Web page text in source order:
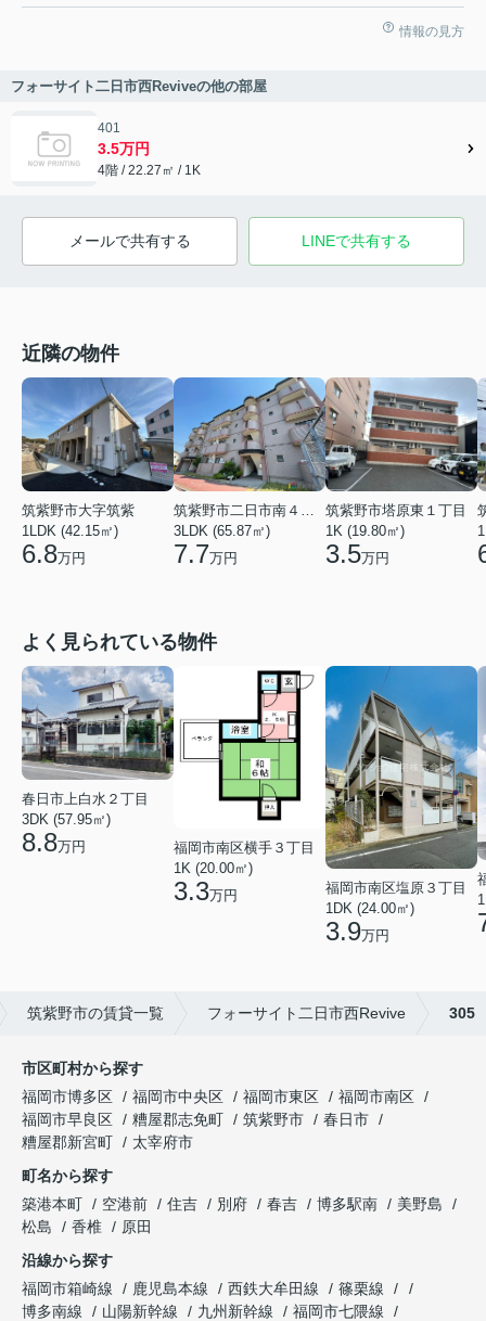
情報の見方
フォーサイト二日市西Reviveの他の部屋
401
3.5万円
4階 / 22.27㎡ / 1K
メールで共有する LINEで共有する
近隣の物件
筑紫野市大字筑紫
1LDK (42.15㎡)
6.8万円
筑紫野市二日市南４丁目
3LDK (65.87㎡)
7.7万円
筑紫野市塔原東１丁目
1K (19.80㎡)
3.5万円
よく見られている物件
春日市上白水２丁目
3DK (57.95㎡)
8.8万円
福岡市南区横手３丁目
1K (20.00㎡)
3.3万円
福岡市南区塩原３丁目
1DK (24.00㎡)
3.9万円
筑紫野市の賃貸一覧 フォーサイト二日市西Revive 305
市区町村から探す
福岡市博多区
福岡市中央区 福岡市東区
福岡市南区
福岡市早良区
糟屋郡志免町 筑紫野市
春日市
糟屋郡新宮町
太宰府市
町名から探す
築港本町
空港前 住吉 別府 春吉 博多駅南
美野島
松島
香椎
原田
沿線から探す
福岡市箱崎線
鹿児島本線 西鉄大牟田線
篠栗線
博多南線
山陽新幹線 九州新幹線
福岡市七隈線